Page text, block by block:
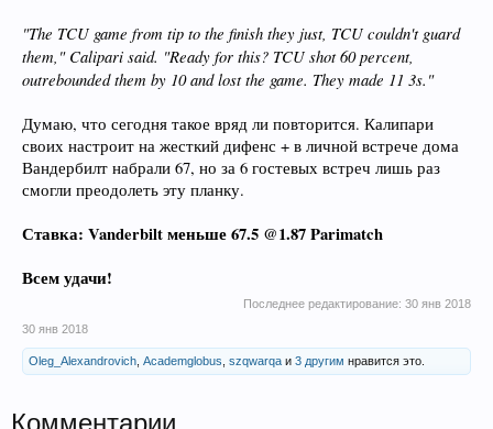
"The TCU game from tip to the finish they just, TCU couldn't guard
them," Calipari said. "Ready for this? TCU shot 60 percent,
outrebounded them by 10 and lost the game. They made 11 3s."
Думаю, что сегодня такое вряд ли повторится. Калипари
своих настроит на жесткий дифенс + в личной встрече дома
Вандербилт набрали 67, но за 6 гостевых встреч лишь раз
смогли преодолеть эту планку.
Ставка: Vanderbilt меньше 67.5 @1.87 Parimatch
Всем удачи!
Последнее редактирование: 30 янв 2018
30 янв 2018
Oleg_Alexandrovich Academglobus szqwarqa и 3 другим нравится это.
Комментарии